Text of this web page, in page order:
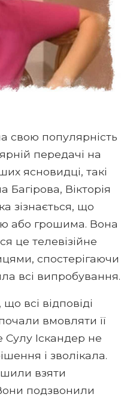
свою популярність
передачі на
ясновидці, такі
Вікторія
зізнається, що
або грошима. Вона
це телевізійне
спостерігаючи
всі випробування.
всі відповіді
вмовляти її
Сулу Іскандер не
і зволікала.
взяти
подзвонили